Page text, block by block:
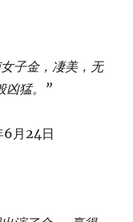
子金，凄美，无
凶猛。”
6月24日